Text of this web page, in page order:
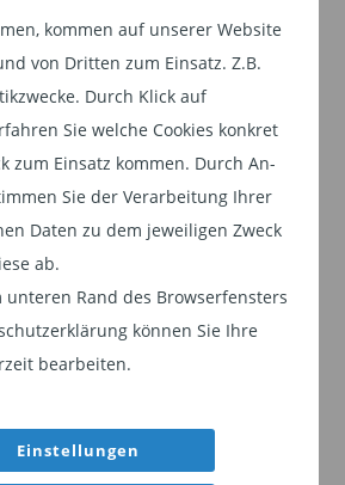
kommen auf unserer Website
von Dritten zum Einsatz. Z.B.
Durch Klick auf
Sie welche Cookies konkret
zum Einsatz kommen. Durch An-
Sie der Verarbeitung Ihrer
Daten zu dem jeweiligen Zweck
ab.
unteren Rand des Browserfensters
können Sie Ihre
bearbeiten.
Einstellungen
Anlegern beliebt. Diese
ab, dieWertentwicklung
Indexeszu replizieren,
kostengünstige und breite
angesehen werden. Es gibt
hinsichtlich ihrer langfristigen
insbesondere im Bereich der
und Mid-Cap-Werte
von neun ETFs, die sich auf
nach zehn Jahren
– eine Überlebensrate
Gemäß einer Analyse
Datenbank sind seit